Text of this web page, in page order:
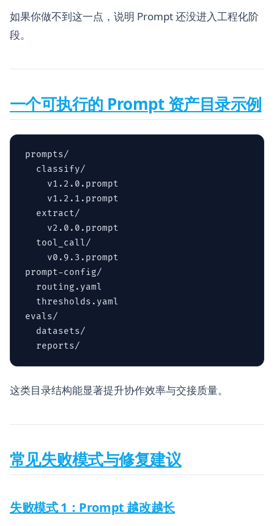
如果你做不到这一点，说明 Prompt 还没进入工程化阶
段。
一个可执行的 Prompt 资产目录示例
prompts/
  classify/
    v1.2.0.prompt
    v1.2.1.prompt
  extract/
    v2.0.0.prompt
  tool_call/
    v0.9.3.prompt
prompt-config/
  routing.yaml
  thresholds.yaml
evals/
  datasets/
这类目录结构能显著提升协作效率与交接质量。
常见失败模式与修复建议
失败模式 1：Prompt 越改越长